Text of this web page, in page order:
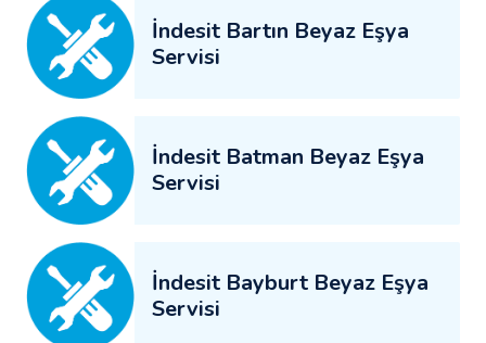
İndesit Bartın Beyaz Eşya
Servisi
İndesit Batman Beyaz Eşya
Servisi
İndesit Bayburt Beyaz Eşya
Servisi